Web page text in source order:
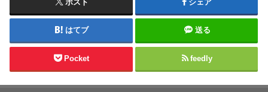
ポスト シェア
はてブ 送る
Pocket feedly